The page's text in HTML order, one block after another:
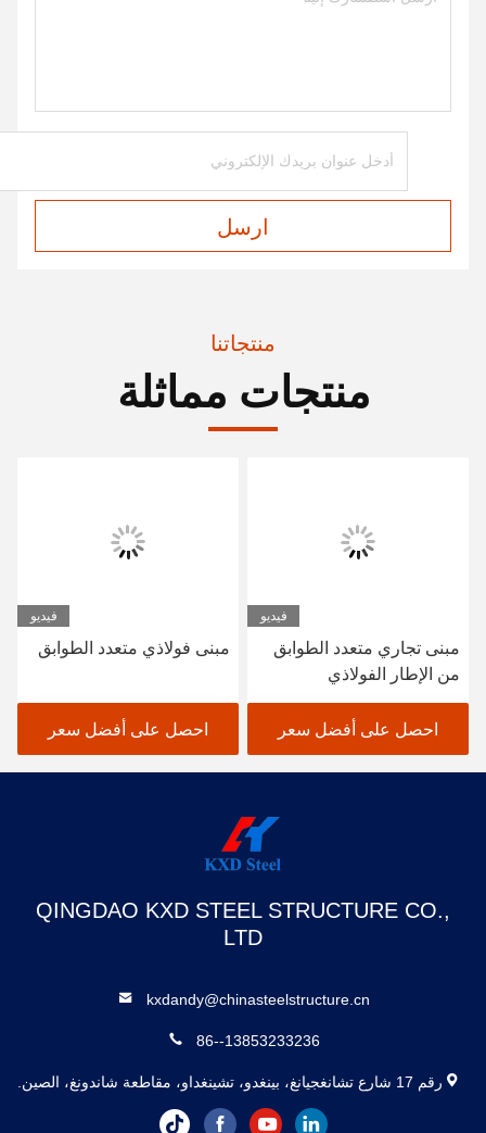
ارسل
منتجاتنا
منتجات مماثلة
فيديو
مبنى تجاري متعدد الطوابق
من الإطار الفولاذي
احصل على أفضل سعر
فيديو
مبنى فولاذي متعدد الطوابق
احصل على أفضل سعر
QINGDAO KXD STEEL STRUCTURE CO.,
LTD
kxdandy@chinasteelstructure.cn
86--13853233236
رقم 17 شارع تشانغجيانغ، بينغدو، تشينغداو، مقاطعة شاندونغ، الصين.